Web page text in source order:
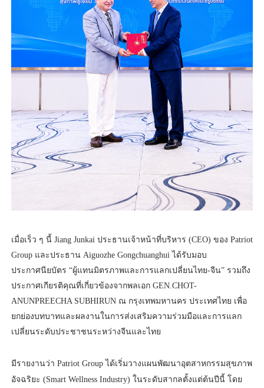
เมื่อเร็ว ๆ นี้ Jiang Junkai ประธานเจ้าหน้าที่บริหาร (CEO) ของ Patriot
Group และประธาน Aiguozhe Gongchuanghui ได้รับมอบ
ประกาศนียบัตร “ผู้แทนมิตรภาพและการแลกเปลี่ยนไทย-จีน” รวมถึง
ประกาศเกียรติคุณที่เกี่ยวข้องจากพลเอก GEN.CHOT-
ANUNPREECHA SUBHIRUN ณ กรุงเทพมหานคร ประเทศไทย เพื่อ
ยกย่องบทบาทและผลงานในการส่งเสริมความร่วมมือและการแลก
เปลี่ยนระดับประชาชนระหว่างจีนและไทย
มีรายงานว่า Patriot Group ได้เริ่มวางแผนพัฒนาอุตสาหกรรมสุขภาพ
อัจฉริยะ (Smart Wellness Industry) ในระดับสากลตั้งแต่ต้นปีนี้ โดย